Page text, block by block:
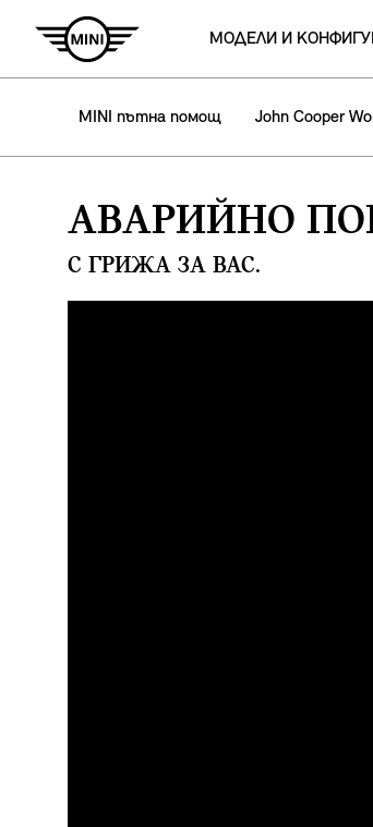
МОДЕЛИ И
MINI пътна помощ John Cooper
АВАРИЙНО
С ГРИЖА ЗА ВАС.